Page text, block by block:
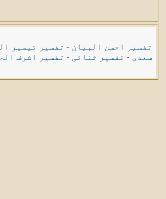
تفسیر احسن البیان - تفسیر تیسیر
سعدی - تفسیر ثنائی - تفسیر اشرف